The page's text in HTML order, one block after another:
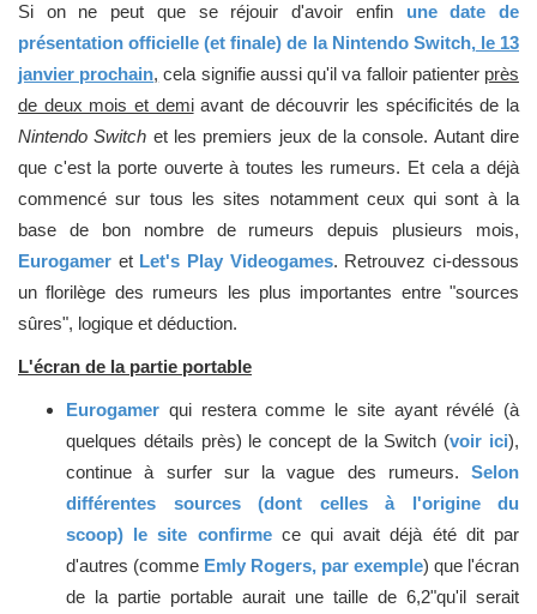
Si on ne peut que se réjouir d'avoir enfin une date de
présentation officielle (et finale) de la Nintendo Switch,le 13
janvier prochain, cela signifie aussi qu'il va falloir patienter près
de deux mois et demiavant de découvrir les spécificités de la
Nintendo Switch et les premiers jeux de la console. Autant dire
que c'est la porte ouverte à toutes les rumeurs. Et cela a déjà
commencé sur tous les sites notamment ceux qui sont à la
base de bon nombre de rumeurs depuis plusieurs mois,
Eurogamer et Let's Play Videogames. Retrouvez ci-dessous
un florilège des rumeurs les plus importantes entre "sources
sûres", logique et déduction.
L'écran de la partie portable
Eurogamer qui restera comme le site ayant révélé (à
quelques détails près) le concept de la Switch (voir ici),
continue à surfer sur la vague des rumeurs. Selon
différentes sources (dont celles à l'origine du
scoop) le site confirmece qui avait déjà été dit par
d'autres (comme Emly Rogers, par exemple) que l'écran
de la partie portable aurait une taille de 6,2"qu'il serait